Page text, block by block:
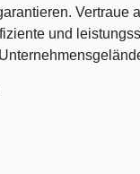
Vertraue
und